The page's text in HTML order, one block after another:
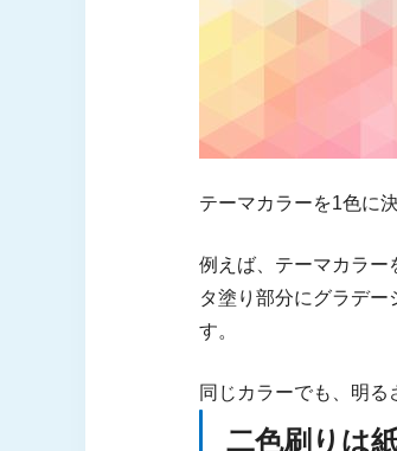
テーマカラーを1色に
例えば、テーマカラー
タ塗り部分にグラデ
す。
同じカラーでも、明る
二色刷りは